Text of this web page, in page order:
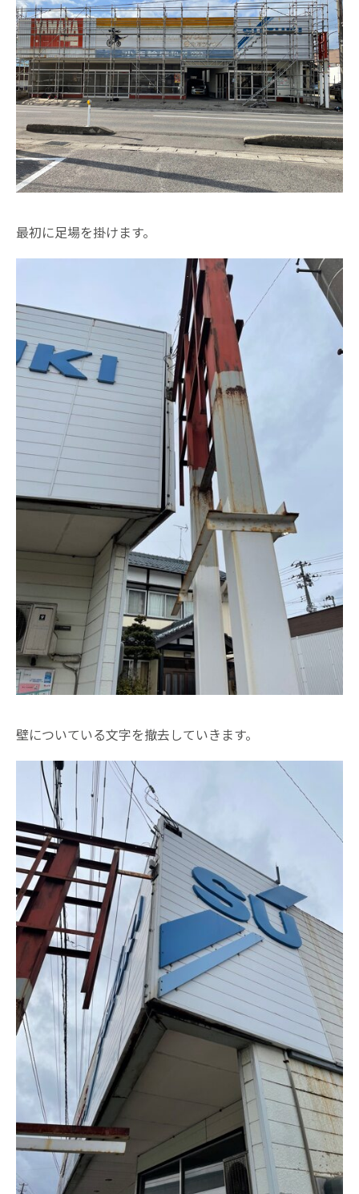
最初に足場を掛けます。
壁についている文字を撤去していきます。